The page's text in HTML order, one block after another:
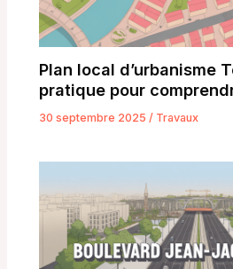
Plan local d’urbanisme
pratique pour
30 septembre 2025/ Travaux